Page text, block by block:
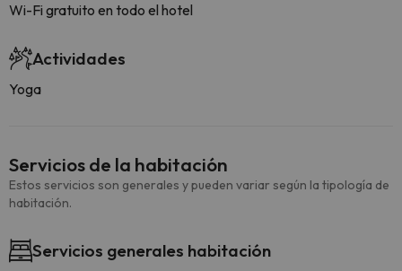
Wi-Fi gratuito en todo el hotel
Actividades
Yoga
Servicios de la habitación
Estos servicios son generales y pueden variar según la tipología de
habitación.
Servicios generales habitación